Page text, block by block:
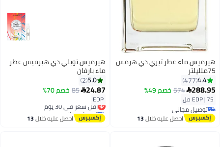
هيرميس ماء عطر تيري دي هرمس
75ملليلتر
4.4
477
288.95
574 خصم 49%
EDP| 75 مل
توصيل مجاني
توصيل مجانياحصل عليه خلال13
هيرميس تويلي دي هيرميس عطر
ماء بارفان
5.0
2
24.87
85 خصم 70%
EDPأقل سعر في 30 يوم
توصيل مجاني
أقل سعر في 30 يوماحصل عليه خلال13